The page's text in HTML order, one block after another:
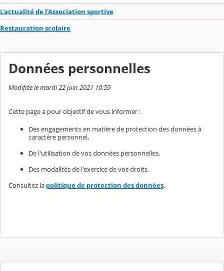
L'actualité de l'Association sportive
Restauration scolaire
Données personnelles
Modifiée le mardi 22 juin 2021 10:59
Cette page a pour objectif de vous informer :
Des engagements en matière de protection des données à
caractère personnel,
De l'utilisation de vos données personnelles,
Des modalités de l'exercice de vos droits.
Consultez la politique de protection des données.